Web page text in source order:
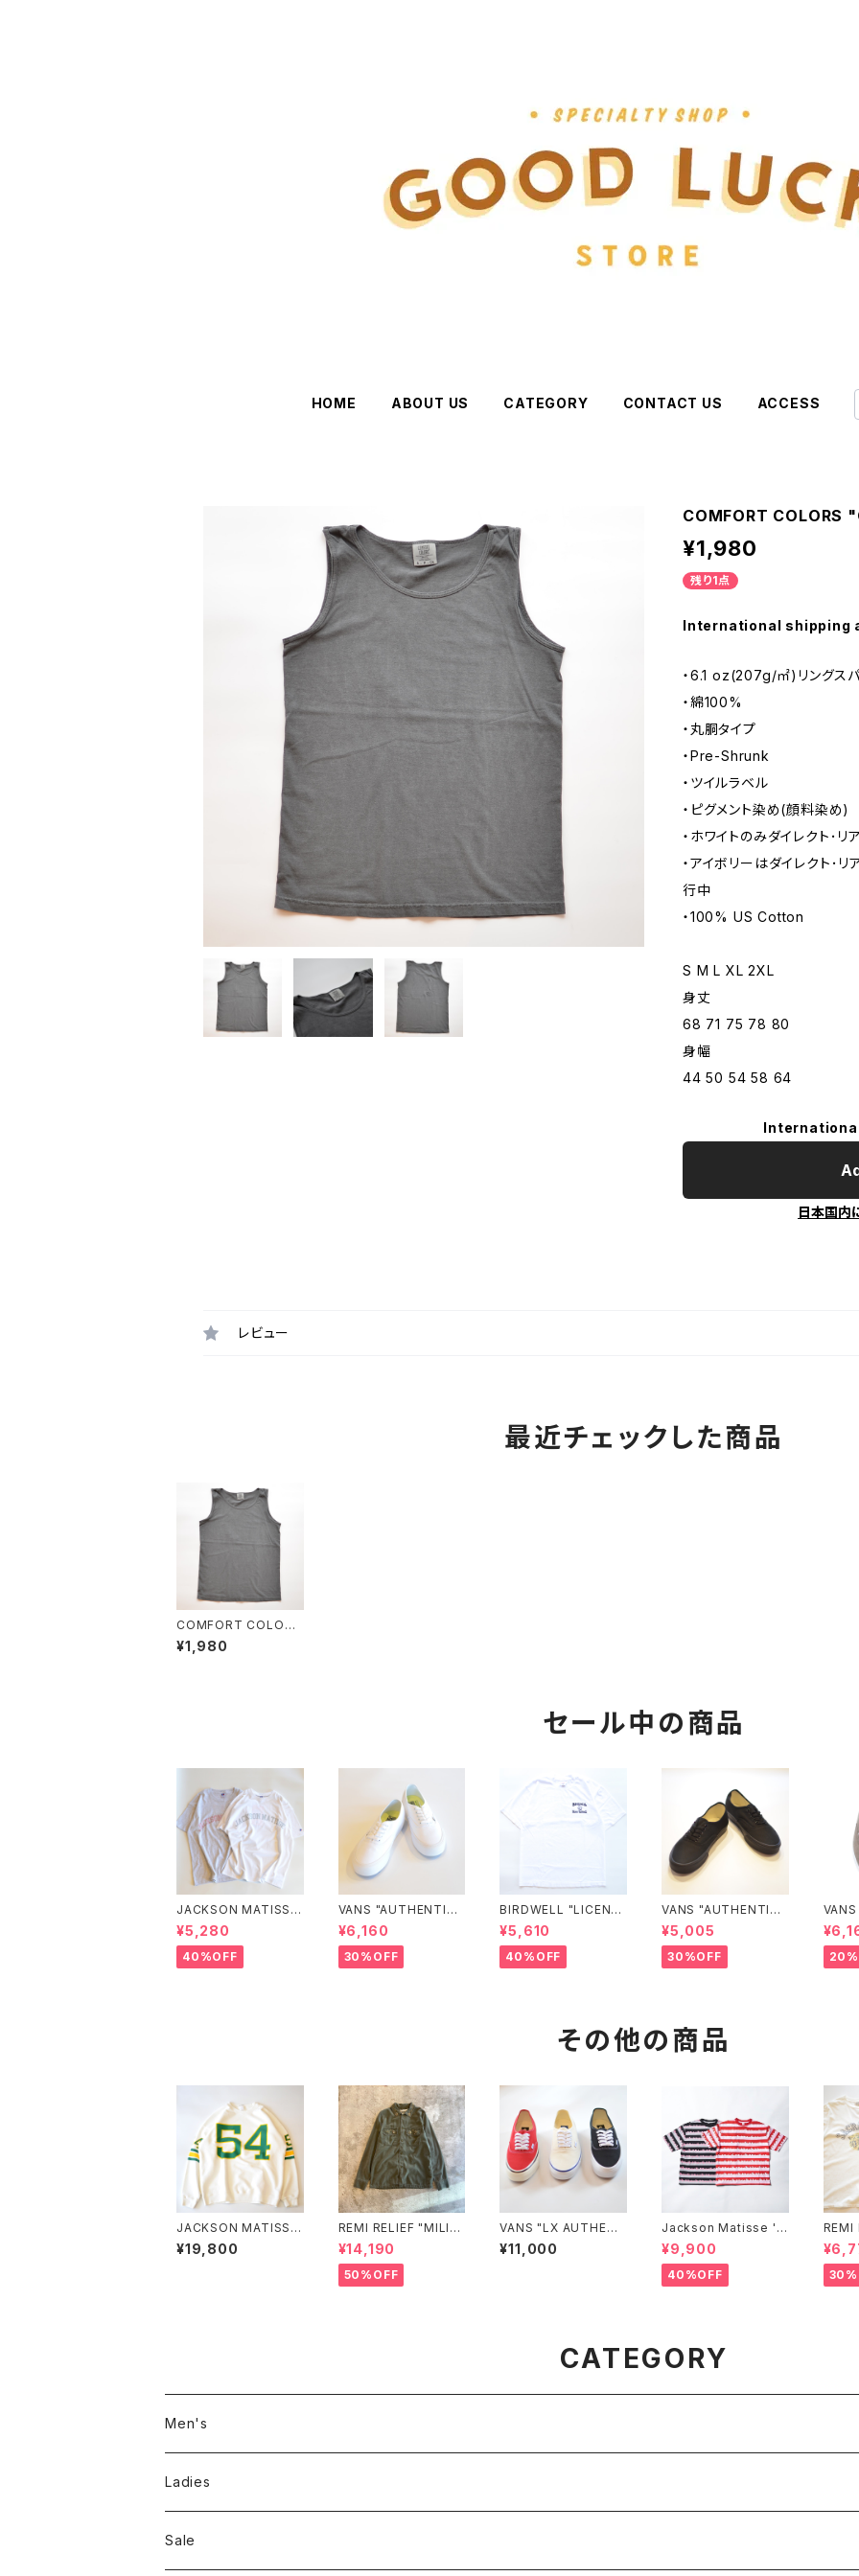
HOME ABOUT US CATEGORY CONTACT US ACCESS
COMFORT
¥1,980
残り1点
International shipping
・6.1 oz(207g/㎡)リングス
・綿100%
・丸胴タイプ
・Pre-Shrunk
・ツイルラベル
・ピグメント染め(顔料染め)
・ホワイトのみダイレクト･
・アイボリーはダイレクト･
行中
・100% US Cotton
S M L XL 2XL
身丈
68 71 75 78 80
身幅
44 50 54 58 64
日本国内
レビュー
最近チェックした商品
COMFORT COLORS
"Garment Dyed 6.1
oz Tank"
¥1,980
セール中の商品
JACKSON MATISSE
"RUSSELL ATHLETI
C×JM Logo Tee"
¥5,280
40%OFF
VANS "AUTHENTIC
VR3 VN0005UDTB
D"
¥6,160
30%OFF
BIRDWELL "LICENSE
PLATE TEE"
¥5,610
40%OFF
VANS "AUTHENTIC"
(BLACK/BLACK)
¥5,005
30%OFF
その他の商品
JACKSON MATISSE
"54 SWEAT"
¥19,800
REMI RELIEF "MILIT
ARY SHIRT（襟：花茎
スタッズ）"
¥14,190
50%OFF
VANS "LX AUTHENT
IC REISSUE 44"
¥11,000
Jackson Matisse 'M
ickeyMouse STRIPE
Tee'
¥9,900
40%OFF
REMI
CATEGORY
Men's
Jackson Matisse
ILL180°
Ladies
Unfil
Sale